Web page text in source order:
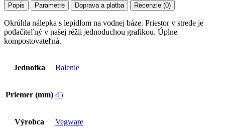
Popis Parametre Doprava a platba Recenzie (0)
Okrúhla nálepka s lepidlom na vodnej báze. Priestor v strede je
potlačiteľný v našej réžii jednoduchou grafikou. Úplne
kompostovateľná.
Jednotka Balenie
Priemer (mm) 45
Výrobca Vegware